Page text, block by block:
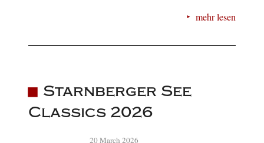
mehr lesen
Starnberger See
Classics 2026
20 March 2026